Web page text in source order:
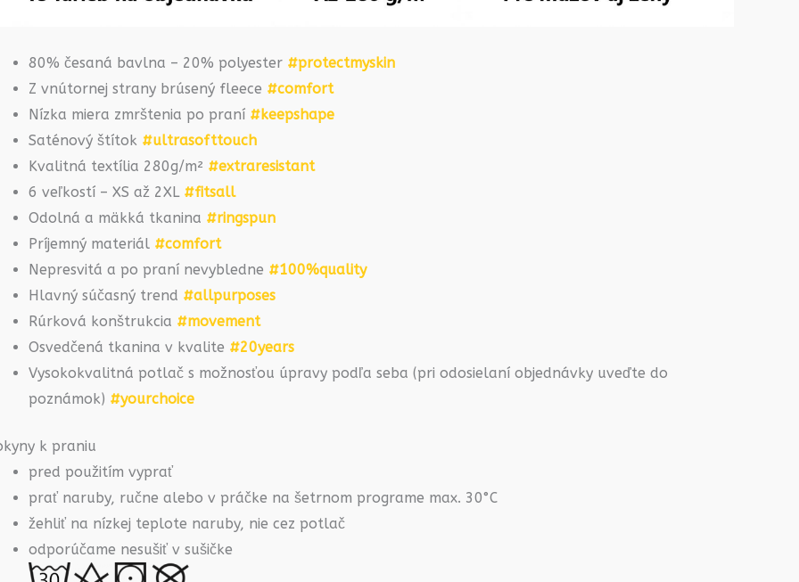
80% česaná bavlna – 20% polyester #protectmyskin
Z vnútornej strany brúsený fleece #comfort
Nízka miera zmrštenia po praní #keepshape
Saténový štítok #ultrasofttouch
Kvalitná textília 280g/m² #extraresistant
6 veľkostí – XS až 2XL #fitsall
Odolná a mäkká tkanina #ringspun
Príjemný materiál #comfort
Nepresvitá a po praní nevybledne #100%quality
Hlavný súčasný trend #allpurposes
Rúrková konštrukcia #movement
Osvedčená tkanina v kvalite #20years
Vysokokvalitná potlač s možnosťou úpravy podľa seba (pri odosielaní objednávky uveďte do
poznámok) #yourchoice
k praniu
pred použitím vyprať
prať naruby, ručne alebo v práčke na šetrnom programe max. 30°C
žehliť na nízkej teplote naruby, nie cez potlač
odporúčame nesušiť v sušičke